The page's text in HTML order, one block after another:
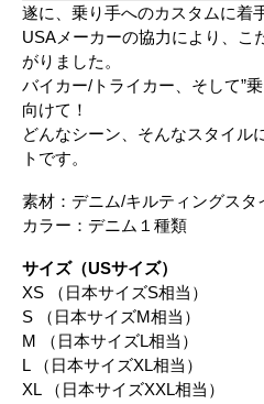
遂に、乗り手へのカスタムに着
USAメーカーの協力により、こ
がりました。
バイカー/トライカー、そして”
向けて！
どんなシーン、そんなスタイル
トです。
素材：デニム/キルティングスタ
カラー：デニム１種類
サイズ（USサイズ）
XS （日本サイズS相当）
S （日本サイズM相当）
M （日本サイズL相当）
L （日本サイズXL相当）
XL （日本サイズXXL相当）